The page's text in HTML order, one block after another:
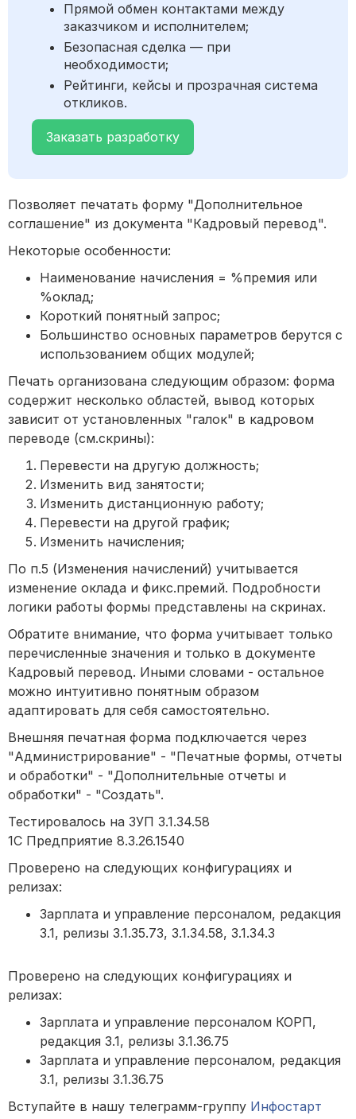
Прямой обмен контактами между
заказчиком и исполнителем;
Безопасная сделка — при
необходимости;
Рейтинги, кейсы и прозрачная система
откликов.
Заказать разработку
Позволяет печатать форму "Дополнительное
соглашение" из документа "Кадровый перевод".
Некоторые особенности:
Наименование начисления = %премия или
%оклад;
Короткий понятный запрос;
Большинство основных параметров берутся с
использованием общих модулей;
Печать организована следующим образом: форма
содержит несколько областей, вывод которых
зависит от установленных "галок" в кадровом
переводе (см.скрины):
Перевести на другую должность;
Изменить вид занятости;
Изменить дистанционную работу;
Перевести на другой график;
Изменить начисления;
По п.5 (Изменения начислений) учитывается
изменение оклада и фикс.премий. Подробности
логики работы формы представлены на скринах.
Обратите внимание, что форма учитывает только
перечисленные значения и только в документе
Кадровый перевод. Иными словами - остальное
можно интуитивно понятным образом
адаптировать для себя самостоятельно.
Внешняя печатная форма подключается через
"Администрирование" - "Печатные формы, отчеты
и обработки" - "Дополнительные отчеты и
обработки" - "Создать".
Тестировалось на ЗУП 3.1.34.58
1С Предприятие 8.3.26.1540
Проверено на следующих конфигурациях и
релизах:
Зарплата и управление персоналом, редакция
3.1, релизы 3.1.35.73, 3.1.34.58, 3.1.34.3
Проверено на следующих конфигурациях и
релизах:
Зарплата и управление персоналом КОРП,
редакция 3.1, релизы 3.1.36.75
Зарплата и управление персоналом, редакция
3.1, релизы 3.1.36.75
Вступайте в нашу телеграмм-группу Инфостарт